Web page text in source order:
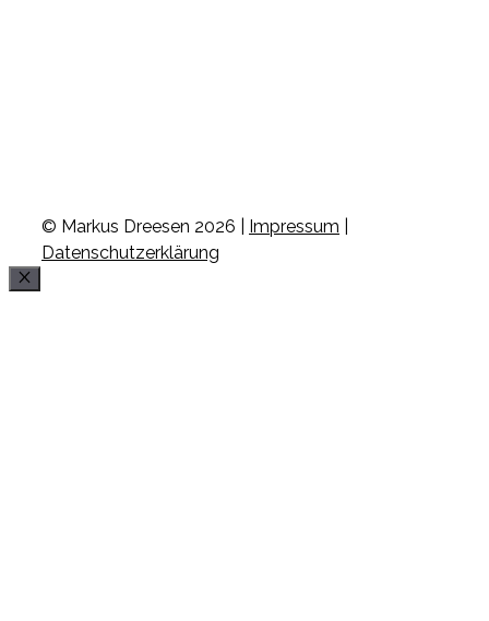
© Markus Dreesen 2026 | Impressum
Datenschutzerklärung
Schließen